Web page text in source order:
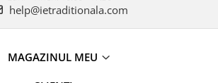
help@ietraditionala.com
MAGAZINUL MEU